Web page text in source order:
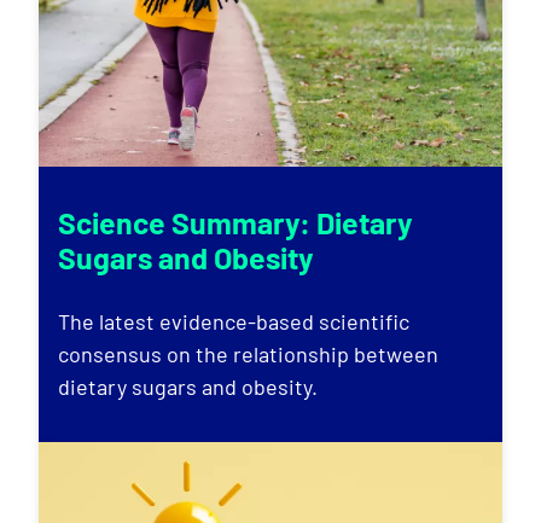
Science Summary: Dietary
Sugars and Obesity
The latest evidence-based scientific
consensus on the relationship between
dietary sugars and obesity.